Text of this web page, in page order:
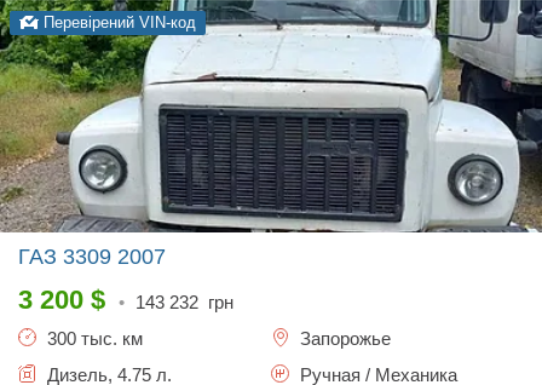
Перевірений VIN-код
ГАЗ 3309 2007
3 200 $ • 143 232 грн
300 тыс. км
Запорожье
Дизель, 4.75 л.
Ручная / Механика